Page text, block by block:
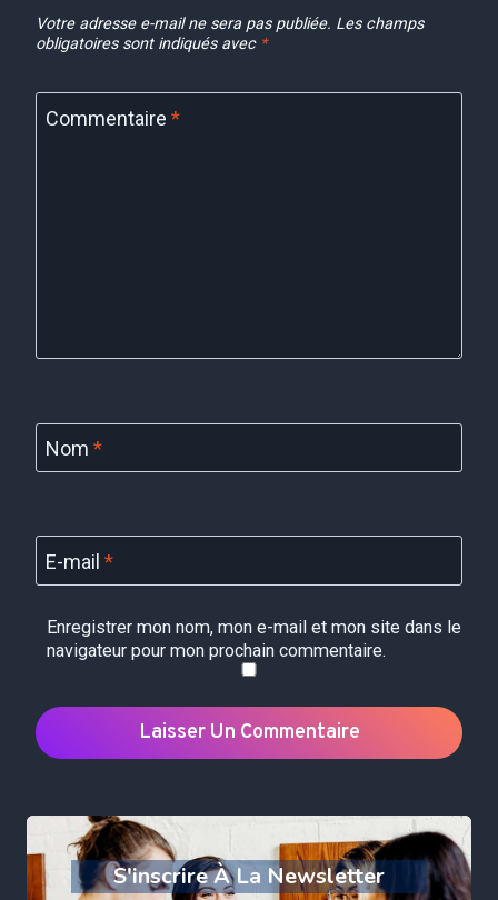
Votre adresse e-mail ne sera pas publiée. Les champs
obligatoires sont indiqués avec *
Commentaire *
Nom *
E-mail *
Enregistrer mon nom, mon e-mail et mon site dans le
navigateur pour mon prochain commentaire.
S'inscrire À La Newsletter